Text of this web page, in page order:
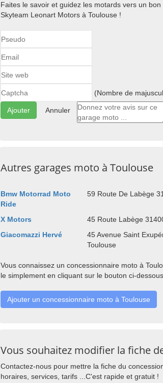
Faites le savoir et guidez les motards vers un
Skyteam Leonart Motors à Toulouse !
(Nombre de
Annuler
Autres garages moto à Toulouse
Bmw Motorrad Moto
Ride
59 Route De Labège
X Motors 45 Route Labège
Giacomazzi Hervé
45 Avenue Saint
Toulouse
Vous connaissez un concessionnaire moto à
le simplement en cliquant sur le bouton ci-dessous.
Ajouter un concessionnaire moto à Toulouse
Vous souhaitez modifier la fiche
Contactez-nous pour mettre la fiche du
horaires, services, tarifs ...C'est rapide et gratuit !